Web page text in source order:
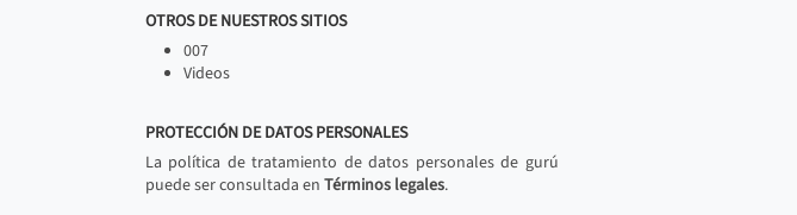
OTROS DE NUESTROS SITIOS
007
Videos
PROTECCIÓN DE DATOS PERSONALES
La política de tratamiento de datos personales de gurú
puede ser consultada en Términos legales.